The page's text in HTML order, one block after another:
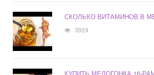
СКОЛЬКО ВИТАМИНОВ В
3924